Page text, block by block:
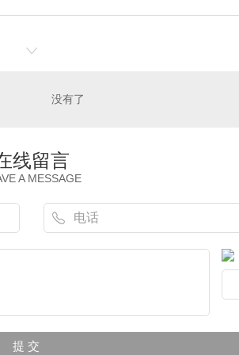
没有了
线留言
A MESSAGE